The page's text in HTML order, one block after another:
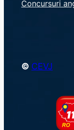
c
Concursuri
© CEVJ